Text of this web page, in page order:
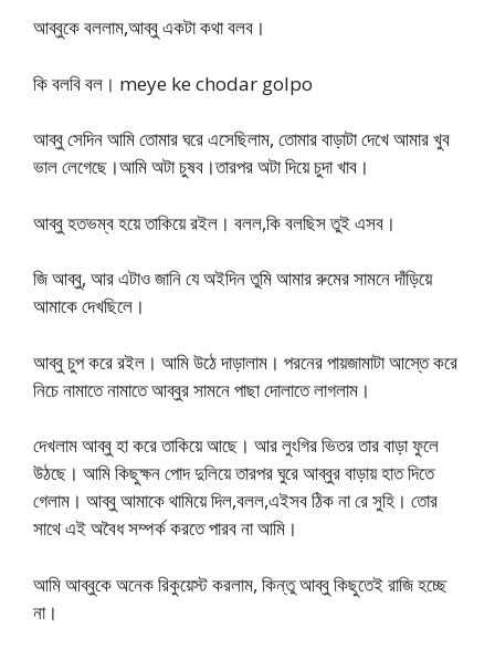
আব্বুকে বললাম,আব্বু একটা কথা বলব।
কি বলবি বল। meye ke chodar golpo
আব্বু সেদিন আমি তোমার ঘরে এসেছিলাম, তোমার বাড়াটা দেখে আমার খুব
ভাল লেগেছে।আমি অটা চুষব।তারপর অটা দিয়ে চুদা খাব।
আব্বু হতভম্ব হয়ে তাকিয়ে রইল। বলল,কি বলছিস তুই এসব।
জি আব্বু, আর এটাও জানি যে অইদিন তুমি আমার রুমের সামনে দাঁড়িয়ে
আমাকে দেখছিলে।
আব্বু চুপ করে রইল। আমি উঠে দাড়ালাম। পরনের পায়জামাটা আস্তে করে
নিচে নামাতে নামাতে আব্বুর সামনে পাছা দোলাতে লাগলাম।
দেখলাম আব্বু হা করে তাকিয়ে আছে। আর লুংগির ভিতর তার বাড়া ফুলে
উঠছে। আমি কিছুক্ষন পোদ দুলিয়ে তারপর ঘুরে আব্বুর বাড়ায় হাত দিতে
গেলাম। আব্বু আমাকে থামিয়ে দিল,বলল,এইসব ঠিক না রে সুহি। তোর
সাথে এই অবৈধ সম্পর্ক করতে পারব না আমি।
আমি আব্বুকে অনেক রিকুয়েস্ট করলাম, কিন্তু আব্বু কিছুতেই রাজি হচ্ছে
না।